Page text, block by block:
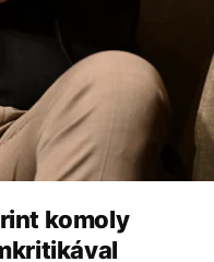
komoly